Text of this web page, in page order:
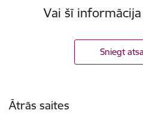
Vai šī
Sniegt
Ātrās saites